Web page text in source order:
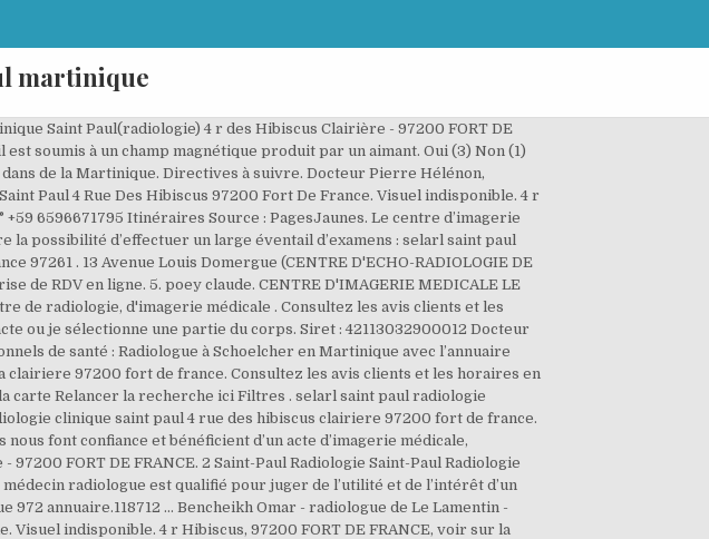
martinique
d'informations, contactez votre praticien, Adresse : Service Radiologie Clinique Saint Paul 4 rue des Hibiscus Clairière - 97200 - FORT DE FRANCE, Site internet : https://www.radiologie-saint-paul.fr/, Adresse : 4 rue des Hibiscus Clairière - 97200 - FORT DE FRANCE, Consultation : Lundi / vendredi: 7h30-18h00, le samedi: 8h-12h00, Adresse : Clinique Saint Paul ou Centre d'IRM, Consultation : Lundi / vendredi: 7h30-18h00 / Samedi: 8h-12h00, © 2019 clinique-st-paul.fr | Tous droits réservés | Mentions légales | Politique de protection des donnees personnelles, Rééducation fonctionnelle et soins de suite. Saint-Paul Radiologie 4 r Hibiscus, 97200 Fort-de-France Plus d'infos. Radiographie, échographie, mammographie, scanner, IRM. Radiologue en Martinique Confinement Professionnels, restez connectés à vos clients pendant le confinement: informez-les du maintien de votre activité, échangez en temps réel via la messagerie instantanée, proposez la commande en ligne sur PagesJaunes. Dr Adriana Mihaela Predescu. Agrandir la carte. La radiologie est une technique d’imagerie médicale qui utilise les rayons X et les radiations ionisantes à des fins diagnostiques ou thérapeutiques. Consultez les avis clients et les horaires pour prendre RDV chez un médecin de votre choix. Dr Adriana Mihaela Predescu. 2 Scanners, 2 IRM ouverts 6 jours sur 7. Trouvez rapidement un spécialiste en irm près de chez vous ou un professionnel de santé pratiquant des actes de irm et prenez rendez-vous gratuitement en ligne en quelques clics SAINT-PAUL RADIOLOGIE, est une PME sous la forme d’une Société d'exercice libéral à responsabilité limitée créée le 02/01/1999.. L’établissement est spécialisé en Activité des médecins généralistes et son effectif est compris entre 20 à 49 salariés. Ajouter des informations. Afficher le n° Afficher le n° Plan; Tél : +596 5 96 70 19 19 + de coordonnées; 9 Omar Bencheikh Omar Bencheikh Écrire un avis. Prenez RDV avec DR HELENON PIERRE Medecin.DR HELENON PIERRE est Medecin à FORT-DE-FRANCE au sein du CENTRE DECHO-RADIOLOGIE DE FORT DE FRANCE. CLINIQUE SAINTE MARIE à schoelcher Trouvez un rendez-vous médical en ligne ! Adresse 4 rue des Hibiscus 97200 Fort de France, Adresse 62 route de Clairière 97200 Fort de France, Téléphone 05 96 48 46 10 et 05 96 48 46 11. Fermé - ouvre à 08:00 . sarl irma 2 martinique 62 rue de la clairiere 97200 fort de france. Centre radiologie au Marin Confinement Professionnels, restez connectés à vos clients pendant le confinement: informez-les du maintien de votre activité, échangez en temps réel via la messagerie instantanée, proposez la commande en ligne sur PagesJaunes. Radiologue à Fort de France (972) : Trouvez tous les radiologues proches de chez vous et prenez RDV. Adresse : 1 Rue Paul Emile Victor, 95520 Osny. Veuillez préciser votre examen. Centre d'echographie radiologie. Conventionné(e) secteur 3 Clinique Saint Paul(radiologie) 4 r des Hibiscus Clairière - 97200 FORT DE FRANCE. 4. poey claude. 4 r hibiscus 97200 FORT DE FRANCE Appeler. Prise de RDV en ligne. 117 centre cial place d'armes 97232 LE LAMENTIN Appeler. Recherche. Visuel indisponible. Toutes les informations sur CLINIQUE SAINTE MARIE. Nouveau Scanner 128 PERSPECTIVE Double Energie. Bencheikh Omar - 117 centre commercial Place d'Armes, 97232 Le Lamentin - Médecins, radiologie, radiodiagnostic et imagerie médicale - 0596510555 - adresse - numéro de téléphone - avis - plan - téléphone - avec le 118 712 annuaire sur internet, mobile et tablette. Accueillir tous les jours nos patients dans de bonnes conditions afin qu’ils bénéficient d’une prise en charge optimale grâce à une imagerie de pointe et à notre expertise radiologique. Conventionné secteur 1 Carte Vitale acceptée. Afficher le n° Afficher le n° Plan; Tél : +596 5 96 70 19 19 + de coordonnées; 5 Aurelie Merlin Aurelie Merlin 5 /5. Si vous ne sélectionnez pas d'examen alors notre secrétariat vous recontactera dans les plus brefs délais pour vous proposer un Rendez-vous. Trouvez un rendez-vous avec un Radiologue à Schoelcher pour une consultation de radiologie (techniques diagnostiques et thérapeutiques, par rayons X et autres rayonnements). Radiologues Chabanne, Roux, Rabérin. Ajouter des informations. Centre de radiologie, d'imagerie médicale. All rights reserved. Voir la fiche. Cabinet de radiologie en Martinique : Trouvez tous